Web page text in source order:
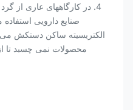
4. در کارگاههای عاری از گرد
صنایع دارویی
الکتریسیته ساکن دستکش می
محصولات نمی چسبد تا